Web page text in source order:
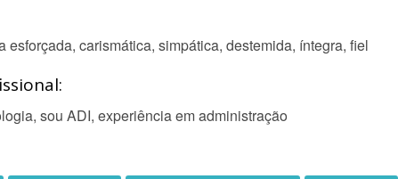
carismática, simpática, destemida, íntegra, fiel
sou ADI, experiência em administração